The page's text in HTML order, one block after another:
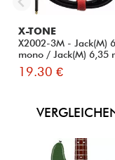
X-TONE
X2002-3M - Jack(M)
mono / Jack(M) 6,35
S...
19.30 €